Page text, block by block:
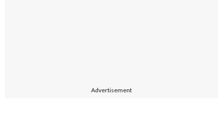
Advertisement